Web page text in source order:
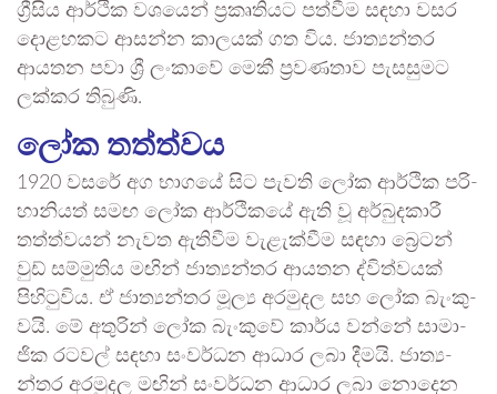
ග්‍රීසිය ආර්ථික වශ­යෙන් ප්‍රකෘ­ති­යට පත්වීම සඳහා වසර
දොළ­හ­කට ආසන්න කාල­යක් ගත විය. ජාත්‍ය­න්තර
ආය­තන පවා ශ්‍රී ලංකාවේ මෙකී ප්‍රව­ණ­තාව පැස­සු­මට
ලක්කර තිබුණි.
ලෝක තත්ත්වය
1920 වසරේ අග භාගයේ සිට පැවති ලෝක ආර්ථික පරි­
හා­නි­යත් සමඟ ලෝක ආර්ථි­කයේ ඇති වූ අර්බු­ද­කාරී
තත්ත්ව­යන් නැවත ඇති­වීම වැළැ­ක්වීම සඳහා බ්‍රෙටන්
වුඩ් සම්මු­තිය මඟින් ජාත්‍ය­න්තර ආය­තන ද්විත්ව­යක්
පිහි­ටු­විය. ඒ ජාත්‍ය­න්තර මූල්‍ය අර­මු­දල සහ ලෝක බැංකු­
වයි. මේ අතු­රින් ලෝක බැංකුවේ කාර්ය වන්නේ සාමා­
ජික රට­වල් සඳහා සංව­ර්ධන ආධාර ලබා දීමයි. ජාත්‍ය­
න්තර අර­මු­දල මඟින් සංව­ර්ධන ආධාර ලබා නොදෙන